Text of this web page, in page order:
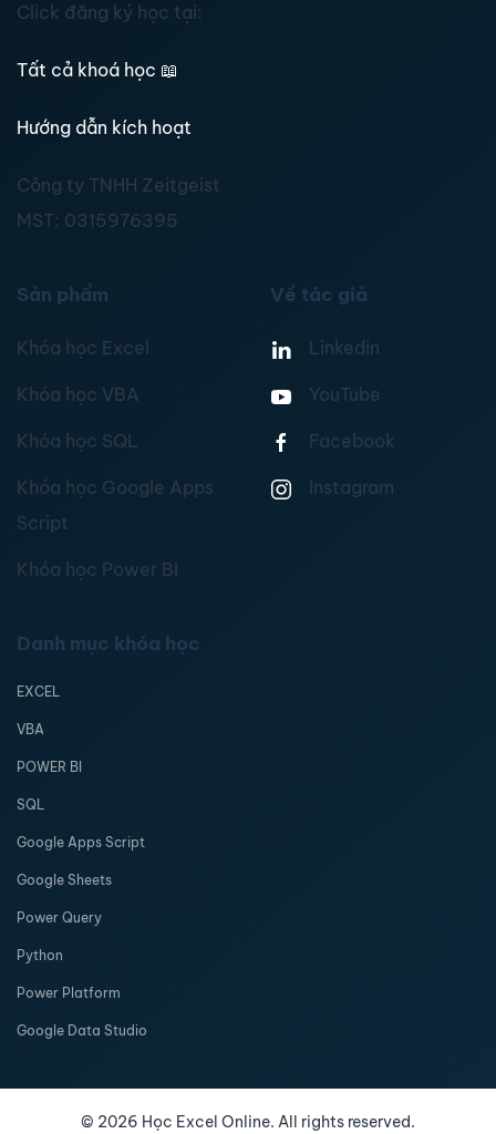
Click đăng ký học tại:
Tất cả khoá học 📖
Hướng dẫn kích hoạt
Công ty TNHH Zeitgeist
MST: 0315976395
Sản phẩm
Khóa học Excel
Khóa học VBA
Khóa học SQL
Khóa học Google Apps
Script
Khóa học Power BI
Về tác giả
Linkedin
YouTube
Facebook
Instagram
Danh mục khóa học
EXCEL
VBA
POWER BI
SQL
Google Apps Script
Google Sheets
Power Query
Python
Power Platform
Google Data Studio
© 2026 Học Excel Online. All rights reserved.